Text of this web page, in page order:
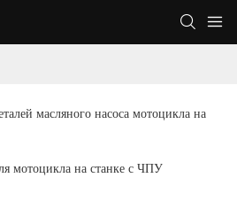
масляного насоса мотоцикла на
мотоцикла на станке с ЧПУ